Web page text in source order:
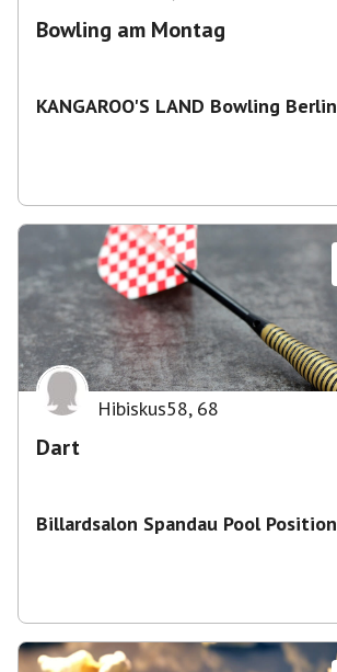
Bowling am Montag
KANGAROO'S LAND Bowling Berlin
Hibiskus58, 68
Dart
Billardsalon Spandau Pool Position